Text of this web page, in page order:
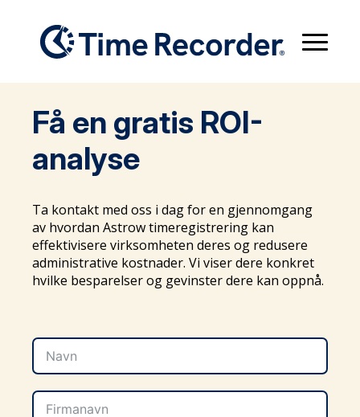
Få en gratis ROI-
analyse
Ta kontakt med oss i dag for en gjennomgang
av hvordan Astrow timeregistrering kan
effektivisere virksomheten deres og redusere
administrative kostnader. Vi viser dere konkret
hvilke besparelser og gevinster dere kan oppnå.